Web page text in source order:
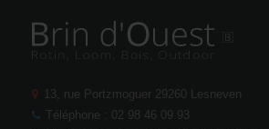
13, rue Portzmoguer 29260 Lesneven
Téléphone : 02 98 46 09 93